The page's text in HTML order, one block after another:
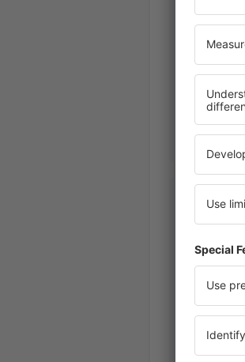
Wilda
Chili,
Davey G